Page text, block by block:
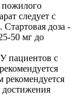
пожилого
следует с
доза -
50 мг до
У пациентов с
рекомендуется
достижения